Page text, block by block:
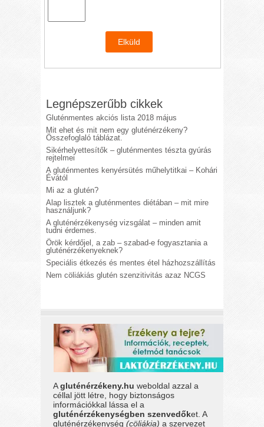
Legnépszerűbb cikkek
Gluténmentes akciós lista 2018 május
Mit ehet és mit nem egy gluténérzékeny?
Összefoglaló táblázat.
Sikérhelyettesítők – gluténmentes tészta gyúrás
rejtelmei
A gluténmentes kenyérsütés műhelytitkai – Kohári
Évától
Mi az a glutén?
Alap lisztek a gluténmentes diétában – mit mire
használjunk?
A gluténérzékenység vizsgálat – minden amit
tudni érdemes.
Örök kérdőjel, a zab – szabad-e fogyasztania a
gluténérzékenyeknek?
Speciális étkezés és mentes étel házhozszállítás
Nem cöliákiás glutén szenzitivitás azaz NCGS
Agluténérzékeny.hu weboldal azzal a
céllal jött létre, hogy biztonságos
információkkal lássa el a
gluténérzékenységben szenvedőket. A
gluténérzékenység(cöliákia) a szervezet